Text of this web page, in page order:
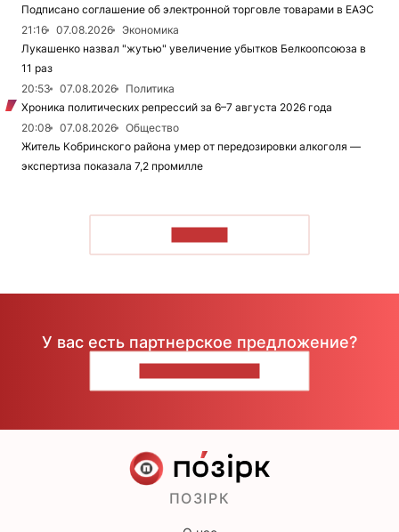
Подписано соглашение об электронной торговле товарами в ЕАЭС
21:16
07.08.2026
Экономика
Лукашенко назвал "жутью" увеличение убытков Белкоопсоюза в
11 раз
20:53
07.08.2026
Политика
Хроника политических репрессий за 6–7 августа 2026 года
20:08
07.08.2026
Общество
Житель Кобринского района умер от передозировки алкоголя —
экспертиза показала 7,2 промилле
У вас есть партнерское предложение?
ПОЗІРК